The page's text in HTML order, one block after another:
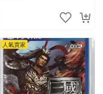
人氣賣家